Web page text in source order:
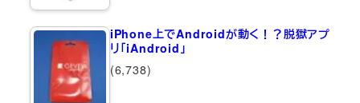
iPhone上でAndroidが動く！？脱獄アプ
リ「iAndroid」
(6,738)